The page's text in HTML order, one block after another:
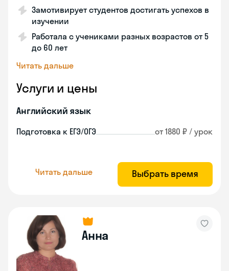
Замотивирует студентов достигать успехов в
изучении
Работала с учениками разных возрастов от 5
до 60 лет
Читать дальше
Услуги и цены
Английский язык
Подготовка к ЕГЭ/ОГЭ от 1880 ₽ / урок
Читать дальше Выбрать время
Анна